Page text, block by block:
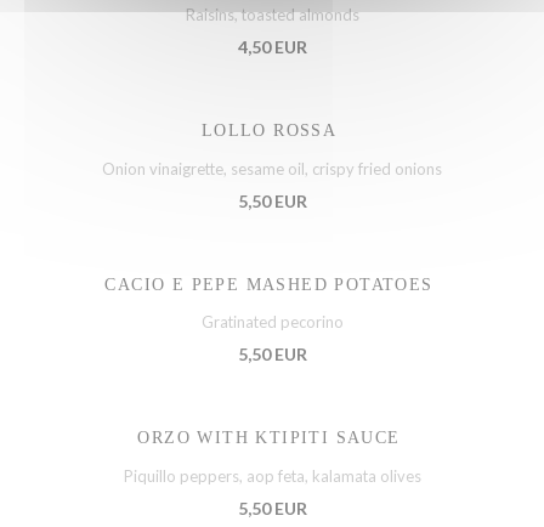
Raisins, toasted almonds
4,50 EUR
LOLLO ROSSA
Onion vinaigrette, sesame oil, crispy fried onions
5,50 EUR
CACIO E PEPE MASHED POTATOES
Gratinated pecorino
5,50 EUR
ORZO WITH KTIPITI SAUCE
Piquillo peppers, aop feta, kalamata olives
5,50 EUR